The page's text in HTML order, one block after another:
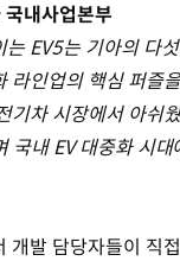
내사업본부
EV5는 기아의 다
라인업의 핵심 퍼즐
기차 시장에서 아쉬
국내 EV 대중화 시
개발 담당자들이 직